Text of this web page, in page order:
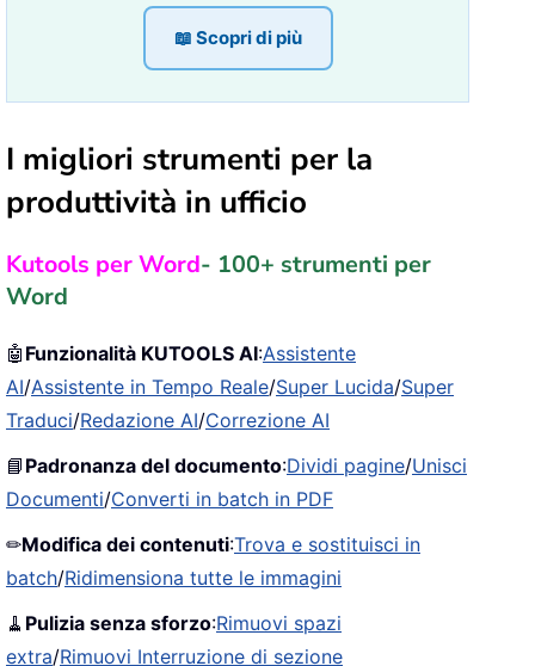
📖 Scopri di più
I migliori strumenti per la
produttività in ufficio
Kutools per Word- 100+ strumenti per
Word
🤖 Funzionalità KUTOOLS AI:Assistente
AI/Assistente in Tempo Reale/Super Lucida/Super
Traduci/Redazione AI/Correzione AI
📘 Padronanza del documento:Dividi pagine/Unisci
Documenti/Converti in batch in PDF
✏Modifica dei contenuti:Trova e sostituisci in
batch/Ridimensiona tutte le immagini
🧹 Pulizia senza sforzo:Rimuovi spazi
extra/Rimuovi Interruzione di sezione